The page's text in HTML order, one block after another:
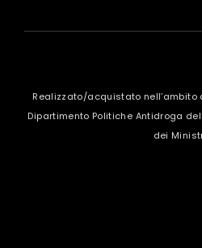
Realizzato/acquistato
Dipartimento Politiche Antidroga
dei